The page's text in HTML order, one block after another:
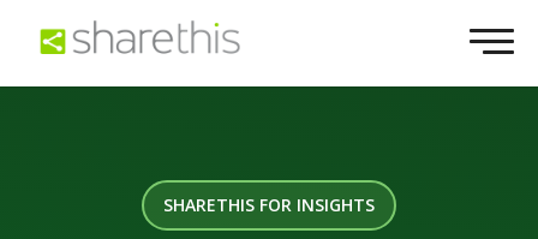
SHARETHIS FOR INSIGHTS